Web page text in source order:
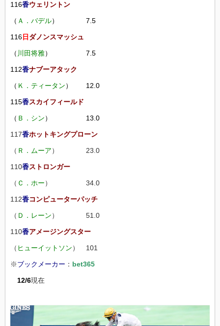
116香ウェリントン
（ Ａ．バデル） 7.5
116日 ダノンスマッシュ
（ 川田将雅） 7.5
112香ナブーアタック
（ Ｋ．ティータン） 12.0
115香スカイフィールド
（ Ｂ．シン） 13.0
117香ホットキングプローン
（ Ｒ．ムーア） 23.0
110香ストロンガー
（ Ｃ．ホー） 34.0
112香コンピューターパッチ
（ Ｄ．レーン） 51.0
110香アメージングスター
（ ヒューイットソン） 101
※ブックメーカー ： bet365
12/6現在